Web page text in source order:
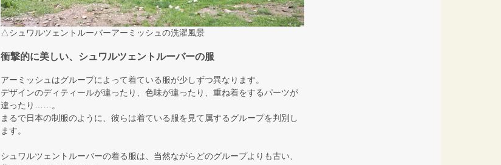
△シュワルツェントルーバーアーミッシュの洗濯風景
衝撃的に美しい、シュワルツェントルーバーの服
アーミッシュはグループによって着ている服が少しずつ異なります。
デザインのディティールが違ったり、色味が違ったり、重ね着をするパーツが
違ったり……。
まるで日本の制服のように、彼らは着ている服を見て属するグループを判別し
ます。
シュワルツェントルーバーの着る服は、当然ながらどのグループよりも古い、